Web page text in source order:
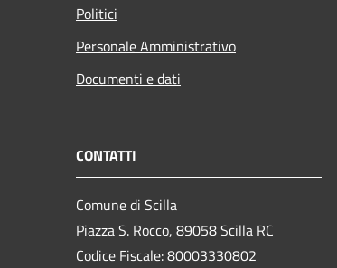
Politici
Personale Amministrativo
Documenti e dati
CONTATTI
Comune di Scilla
Piazza S. Rocco, 89058 Scilla RC
Codice Fiscale: 80003330802